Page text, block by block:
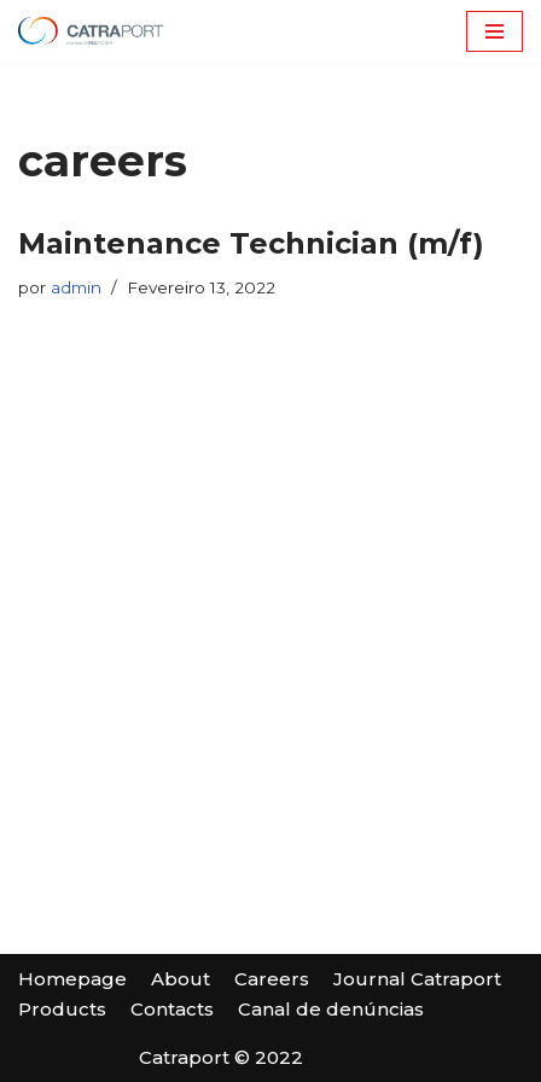
conteúdo
careers
Maintenance Technician (m/f)
por admin Fevereiro 13, 2022
Homepage About Careers
Journal Catraport
Products
Contacts Canal de denúncias
Catraport © 2022